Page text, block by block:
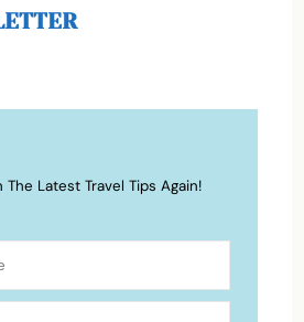
The Latest Travel Tips Again!